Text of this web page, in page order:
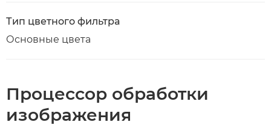
Тип цветного фильтра
Основные цвета
Процессор обработки
изображения